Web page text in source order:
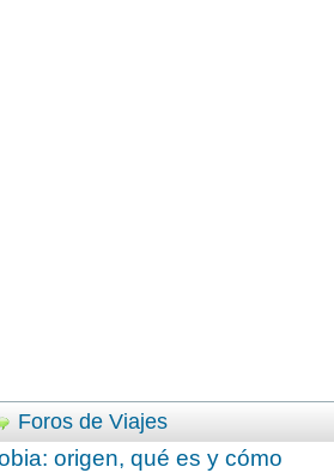
Foros de Viajes
origen, qué es y cómo